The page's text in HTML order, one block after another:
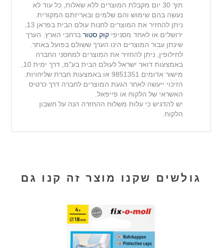
תוך 30 יום מקבלת המוצרים ללא שאלות, כל עוד לא
נעשה בהם שימוש והם שלמים ובאריזתם המקורית.
ירושלים או לאחד מסניפיקוק סטור ברחבי הארץ. הערך
שינתן עבור המוצרים הינו הערך ששולם בפועל באתר.
לחילופין, ניתן להחזיר את המוצרים למחסני החברה
מישור אדומים 9851351 או באמצעות חברת שליחויות.
הזיכוי ייעשה לאחר הגעת המוצרים לחברה דרך כרטיס
האשראי של הלקוח או פייפאל.
יש להדגיש כי עלות משלוח ההחזרה הנה על חשבון
הלקוח.
גולשים שקנו מוצר זה קנו גם